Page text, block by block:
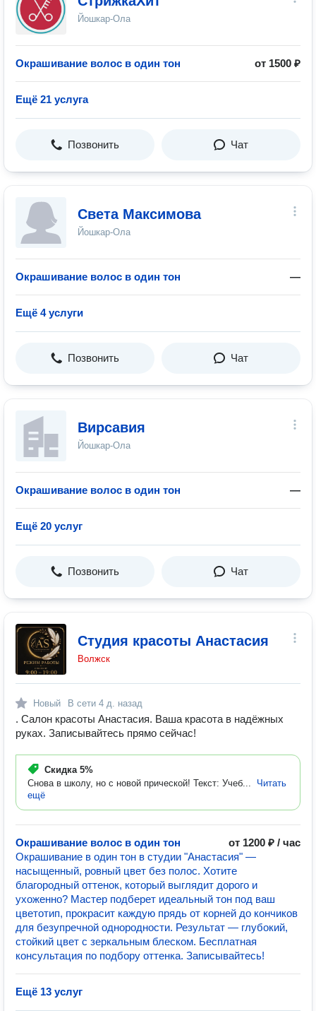
Йошкар-Ола
Окрашивание волос в один тон от 1500 ₽
Ещё 21 услуга
Позвонить Чат
Света Максимова
Йошкар-Ола
Окрашивание волос в один тон —
Ещё 4 услуги
Позвонить Чат
Вирсавия
Йошкар-Ола
Окрашивание волос в один тон —
Ещё 20 услуг
Позвонить Чат
Студия красоты Анастасия
Волжск
Новый В сети 4 д. назад
. Салон красоты Анастасия. Ваша красота в надёжных
руках. Записывайтесь прямо сейчас!
Скидка 5%
Снова в школу, но с новой прической! Текст: Учеб...
Читать
ещё
Окрашивание волос в один тон
от 1200 ₽ / час
Окрашивание в один тон в студии "Анастасия" —
насыщенный, ровный цвет без полос. Хотите
благородный оттенок, который выглядит дорого и
ухоженно? Мастер подберет идеальный тон под ваш
цветотип, прокрасит каждую прядь от корней до кончиков
для безупречной однородности. Результат — глубокий,
стойкий цвет с зеркальным блеском. Бесплатная
консультация по подбору оттенка. Записывайтесь!
Ещё 13 услуг